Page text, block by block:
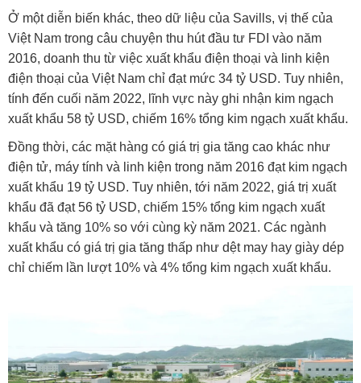
Ở một diễn biến khác, theo dữ liệu của Savills, vị thế của
Việt Nam trong câu chuyện thu hút đầu tư FDI vào năm
2016, doanh thu từ việc xuất khẩu điện thoại và linh kiện
điện thoại của Việt Nam chỉ đạt mức 34 tỷ USD. Tuy nhiên,
tính đến cuối năm 2022, lĩnh vực này ghi nhận kim ngạch
xuất khẩu 58 tỷ USD, chiếm 16% tổng kim ngạch xuất khẩu.
Đồng thời, các mặt hàng có giá trị gia tăng cao khác như
điện tử, máy tính và linh kiện trong năm 2016 đạt kim ngạch
xuất khẩu 19 tỷ USD. Tuy nhiên, tới năm 2022, giá trị xuất
khẩu đã đạt 56 tỷ USD, chiếm 15% tổng kim ngạch xuất
khẩu và tăng 10% so với cùng kỳ năm 2021. Các ngành
xuất khẩu có giá trị gia tăng thấp như dệt may hay giày dép
chỉ chiếm lần lượt 10% và 4% tổng kim ngạch xuất khẩu.